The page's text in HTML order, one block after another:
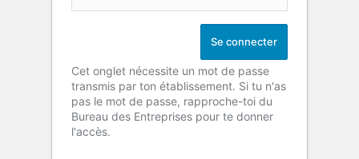
Cet onglet nécessite un mot de passe
transmis par ton établissement. Si tu n'as
pas le mot de passe, rapproche-toi du
Bureau des Entreprises pour te donner
l'accès.